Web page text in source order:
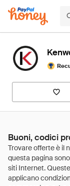
Buoni, codici